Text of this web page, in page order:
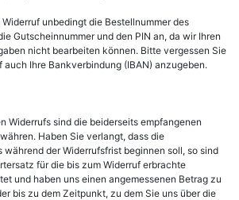
unbedingt die Bestellnummer des
Gutscheinnummer und den PIN an, da wir Ihren
nicht bearbeiten können. Bitte vergessen Sie
auch Ihre Bankverbindung (IBAN) anzugeben.
Widerrufs sind die beiderseits empfangenen
Haben Sie verlangt, dass die
während der Widerrufsfrist beginnen soll, so sind
für die bis zum Widerruf erbrachte
und haben uns einen angemessenen Betrag zu
bis zu dem Zeitpunkt, zu dem Sie uns über die